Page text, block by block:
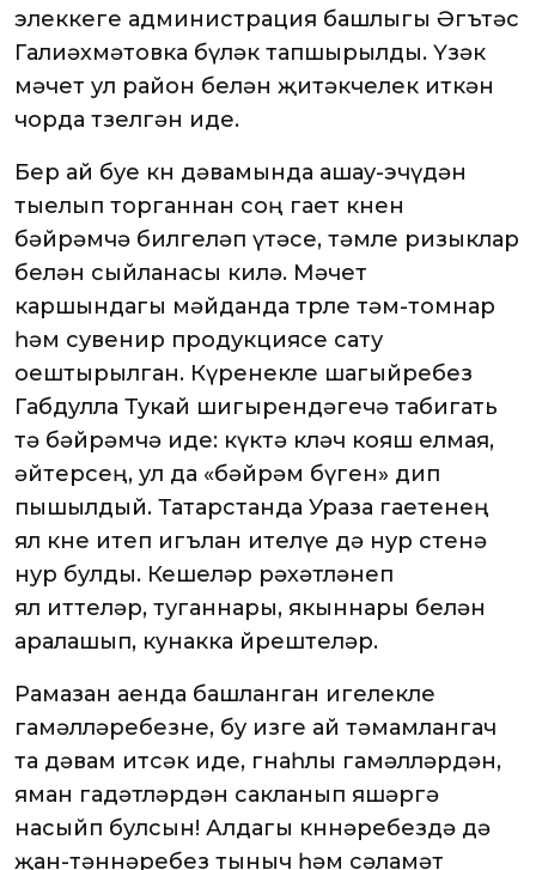
элеккеге администрация башлыгы Әгътәс
Галиәхмәтовка бүләк тапшырылды. Үзәк
мәчет ул район белән җитәкчелек иткән
чорда төзелгән иде.
Бер ай буе көн дәвамында ашау-эчүдән
тыелып торганнан соң гает көнен
бәйрәмчә билгеләп үтәсе, тәмле ризыклар
белән сыйланасы килә. Мәчет
каршындагы мәйданда төрле тәм-томнар
һәм сувенир продукциясе сату
оештырылган. Күренекле шагыйребез
Габдулла Тукай шигырендәгечә табигать
тә бәйрәмчә иде: күктә көләч кояш елмая,
әйтерсең, ул да «бәйрәм бүген» дип
пышылдый. Татарстанда Ураза гаетенең
ял көне итеп игълан ителүе дә нур өстенә
нур булды. Кешеләр рәхәтләнеп
ял иттеләр, туганнары, якыннары белән
аралашып, кунакка йөрештеләр.
Рамазан аенда башланган игелекле
гамәлләребезне, бу изге ай тәмамлангач
та дәвам итсәк иде, гөнаһлы гамәлләрдән,
яман гадәтләрдән сакланып яшәргә
насыйп булсын! Алдагы көннәребездә дә
җан-тәннәребез тыныч һәм сәламәт